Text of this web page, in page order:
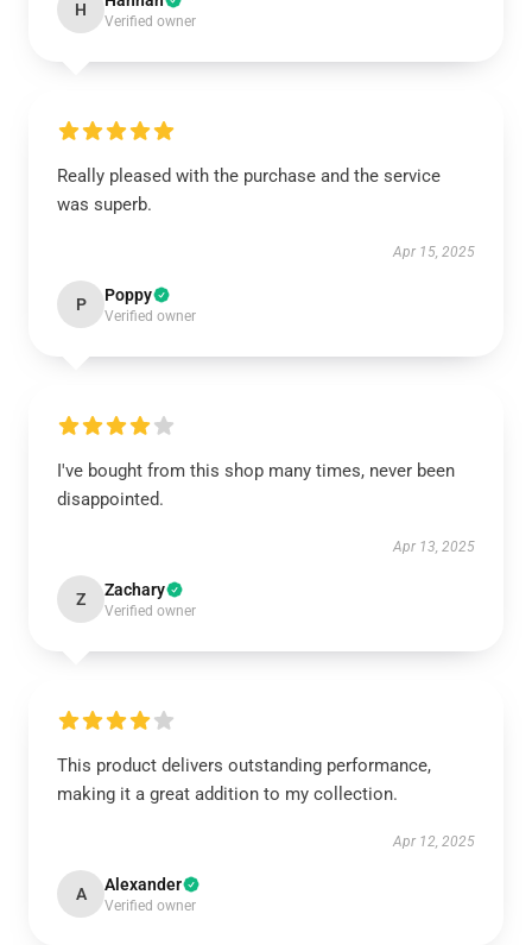
H
Verified owner
Really pleased with the purchase and the service
was superb.
Apr 15, 2025
P Poppy
Verified owner
I've bought from this shop many times, never been
disappointed.
Apr 13, 2025
Z Zachary
Verified owner
This product delivers outstanding performance,
making it a great addition to my collection.
Apr 12, 2025
A Alexander
Verified owner